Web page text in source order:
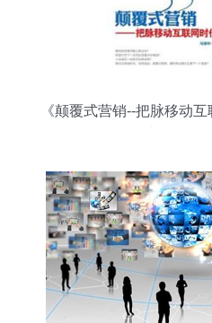
《颠覆式营销--把脉移动